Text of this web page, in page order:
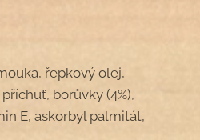
řepkový olej,
borůvky (4%),
E, askorbyl palmitát,